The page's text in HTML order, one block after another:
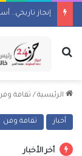
إنجاز تاريخي..
بحث عن
الرئيسية / ثقافة
أخبار ثقافة وفن
أخر الأخبار